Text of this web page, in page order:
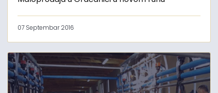
07 Septembar 2016